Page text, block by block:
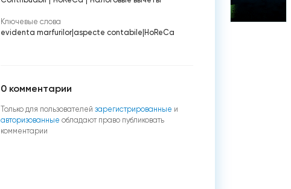
Ключевые слова
evidenta marfurilor| aspecte contabile HoReCa
0 комментарии
Только для пользователей зарегистрированные и
авторизованные обладают право публиковать
комментарии